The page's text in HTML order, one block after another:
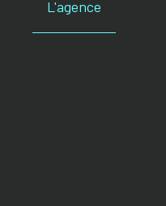
L'agence